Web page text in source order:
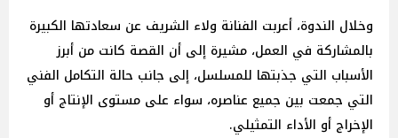
وخلال الندوة، أعربت الفنانة ولاء الشريف عن سعادتها الكبيرة
بالمشاركة في العمل، مشيرة إلى أن القصة كانت من أبرز
الأسباب التي جذبتها للمسلسل، إلى جانب حالة التكامل الفني
التي جمعت بين جميع عناصره، سواء على مستوى الإنتاج أو
الإخراج أو الأداء التمثيلي.